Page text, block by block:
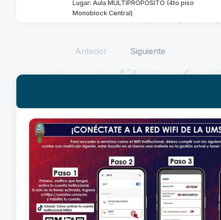
Lugar: Aula MULTIPROPÓSITO (4to piso
Monoblock Central)
Anterior Siguiente